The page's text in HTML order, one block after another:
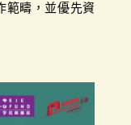
範疇，並優先資